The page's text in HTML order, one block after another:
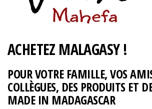
ACHETEZ MALAGASY !
POUR VOTRE FAMILLE, VOS
COLLÈGUES, DES PRODUITS ET
MADE IN MADAGASCAR